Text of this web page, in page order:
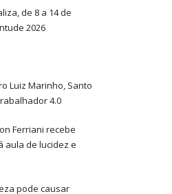
de 8 a 14 de
2026
Luiz Marinho, Santo
4.0
Ferriani recebe
aula de lucidez e
pode causar